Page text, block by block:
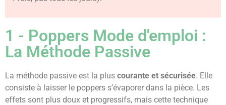
1 - Poppers Mode d'emploi :
La Méthode Passive
La méthode passive est la plus courante et sécurisée. Elle
consiste à laisser le poppers s’évaporer dans la pièce. Les
effets sont plus doux et progressifs, mais cette technique